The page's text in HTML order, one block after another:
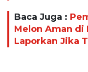
Baca Juga :
Melon Aman di
Laporkan Jika